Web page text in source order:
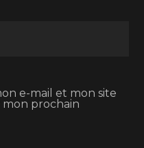
e-mail et mon site
prochain